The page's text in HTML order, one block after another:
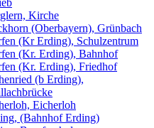
Kirche
(Oberbayern), Grünbach
(Kr Erding), Schulzentrum
(Kr. Erding), Bahnhof
(Kr. Erding), Friedhof
(b Erding),
Eicherloh
(Bahnhof Erding)